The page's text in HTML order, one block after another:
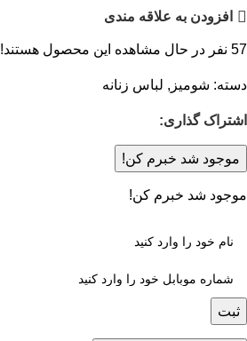
افزودن به علاقه مندی
57 نفر در حال مشاهده این محصول هستند!
دسته: شومیز , لباس زنانه
اشتراک گذاری:
موجود شد خبرم کن!
موجود شد خبرم کن!
ثبت